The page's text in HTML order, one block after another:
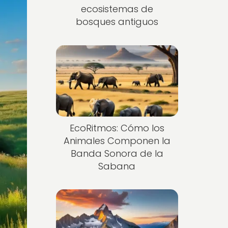
ecosistemas de
bosques antiguos
EcoRitmos: Cómo los
Animales Componen la
Banda Sonora de la
Sabana